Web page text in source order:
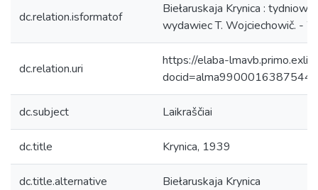
dc.relation.isformatof
Biełaruskaja Krynica :
wydawiec T. Wojciechowič. -
dc.relation.uri
https://elaba-
dc.subject Laikraščiai
dc.title Krynica, 1939
dc.title.alternative Biełaruskaja Krynica